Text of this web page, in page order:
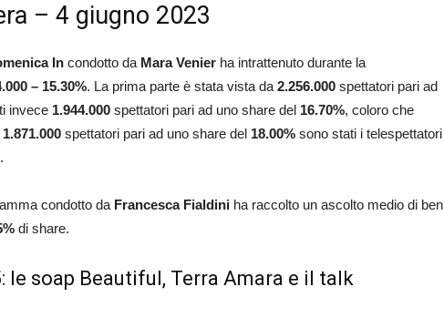
– 4 giugno 2023
In condotto da Mara Venier ha intrattenuto durante la
– 15.30%. La prima parte è stata vista da 2.256.000 spettatori pari ad
invece 1.944.000 spettatori pari ad uno share del 16.70%, coloro che
1.871.000 spettatori pari ad uno share del 18.00% sono stati i telespettatori
condotto da Francesca Fialdini ha raccolto un ascolto medio di ben
% di share.
le soap Beautiful, Terra Amara e il talk